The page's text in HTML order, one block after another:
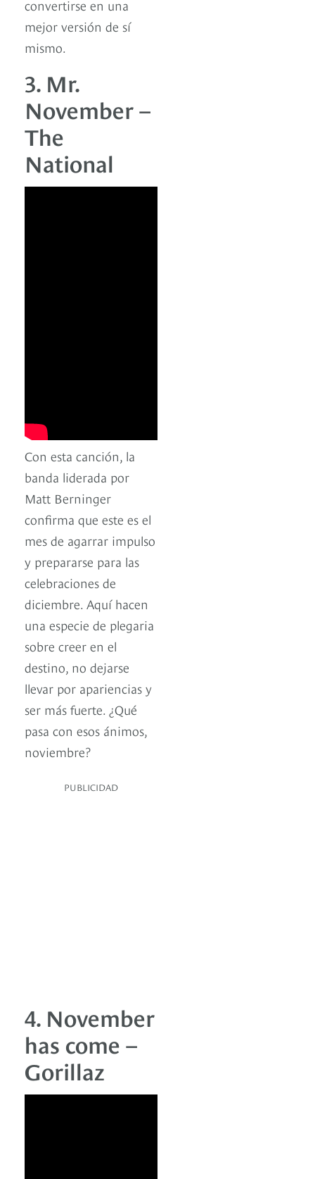
convertirse en una
mejor versión de sí
mismo.
3. Mr.
November –
The
National
Con esta canción, la
banda liderada por
Matt Berninger
confirma que este es el
mes de agarrar impulso
y prepararse para las
celebraciones de
diciembre. Aquí hacen
una especie de plegaria
sobre creer en el
destino, no dejarse
llevar por apariencias y
ser más fuerte. ¿Qué
pasa con esos ánimos,
noviembre?
PUBLICIDAD
4. November
has come –
Gorillaz